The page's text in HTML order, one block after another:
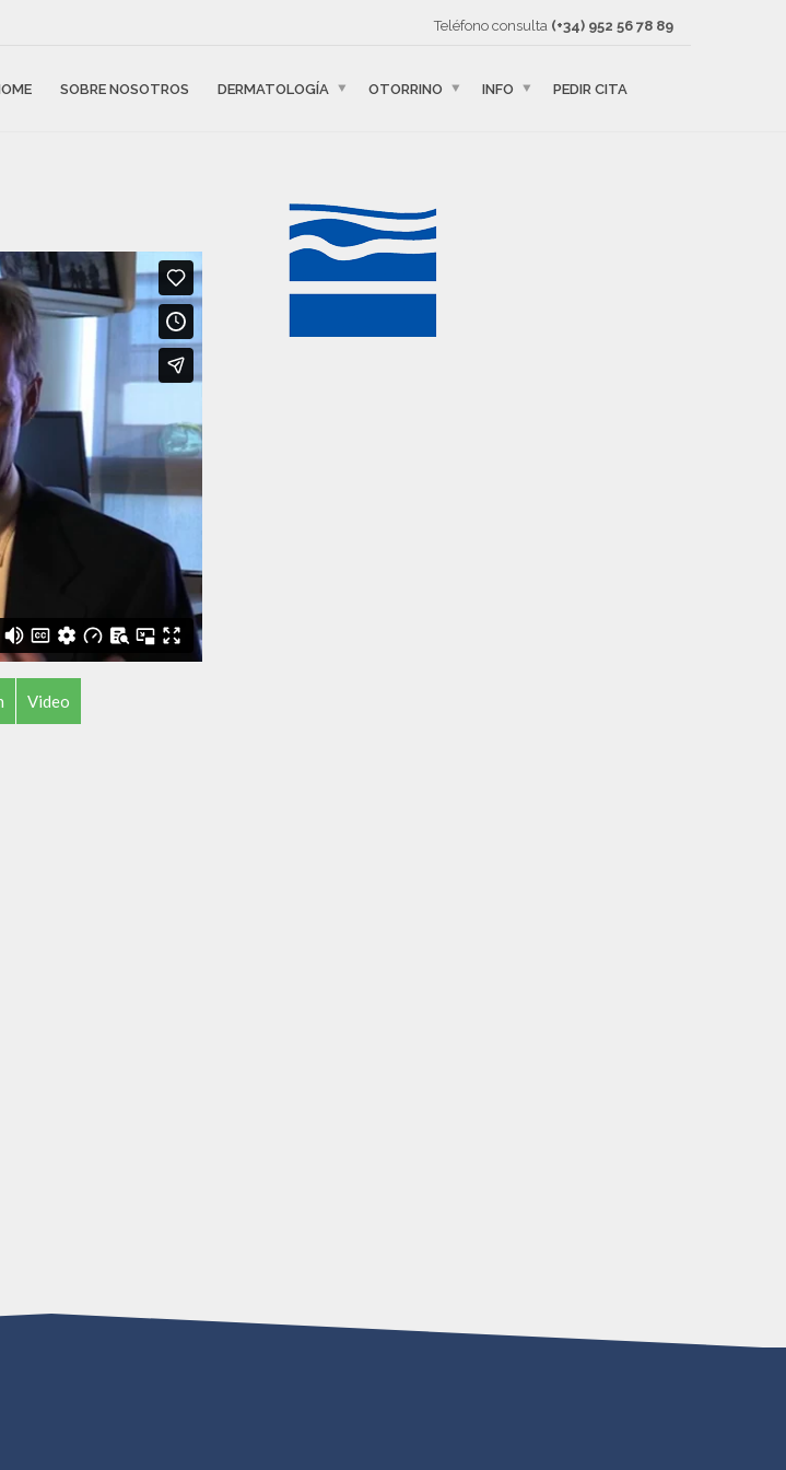
Teléfono consulta (+34) 952 56 78 89
SOBRE NOSOTROS DERMATOLOGÍA OTORRINO INFO PEDIR CITA
Video